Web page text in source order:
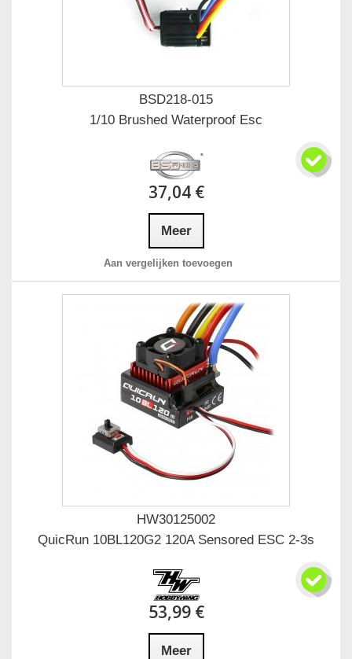
BSD218-015
1/10 Brushed Waterproof Esc
37,04 €
Meer
Aan vergelijken toevoegen
HW30125002
QuicRun 10BL120G2 120A Sensored ESC 2-3s
53,99 €
Meer